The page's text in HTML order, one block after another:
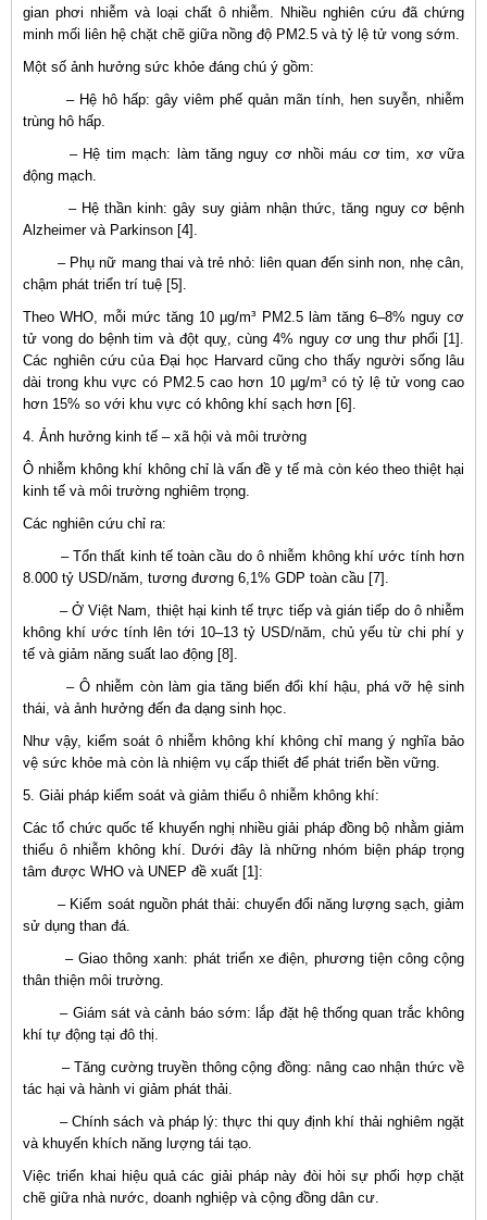
gian phơi nhiễm và loại chất ô nhiễm. Nhiều nghiên cứu đã chứng
minh mối liên hệ chặt chẽ giữa nồng độ PM2.5 và tỷ lệ tử vong sớm.
Một số ảnh hưởng sức khỏe đáng chú ý gồm:
– Hệ hô hấp: gây viêm phế quản mãn tính, hen suyễn, nhiễm
trùng hô hấp.
– Hệ tim mạch: làm tăng nguy cơ nhồi máu cơ tim, xơ vữa
động mạch.
– Hệ thần kinh: gây suy giảm nhận thức, tăng nguy cơ bệnh
Alzheimer và Parkinson [4].
– Phụ nữ mang thai và trẻ nhỏ: liên quan đến sinh non, nhẹ cân,
chậm phát triển trí tuệ [5].
Theo WHO, mỗi mức tăng 10 µg/m³ PM2.5 làm tăng 6–8% nguy cơ
tử vong do bệnh tim và đột quỵ, cùng 4% nguy cơ ung thư phổi [1].
Các nghiên cứu của Đại học Harvard cũng cho thấy người sống lâu
dài trong khu vực có PM2.5 cao hơn 10 µg/m³ có tỷ lệ tử vong cao
hơn 15% so với khu vực có không khí sạch hơn [6].
4. Ảnh hưởng kinh tế – xã hội và môi trường
Ô nhiễm không khí không chỉ là vấn đề y tế mà còn kéo theo thiệt hại
kinh tế và môi trường nghiêm trọng.
Các nghiên cứu chỉ ra:
– Tổn thất kinh tế toàn cầu do ô nhiễm không khí ước tính hơn
8.000 tỷ USD/năm, tương đương 6,1% GDP toàn cầu [7].
– Ở Việt Nam, thiệt hại kinh tế trực tiếp và gián tiếp do ô nhiễm
không khí ước tính lên tới 10–13 tỷ USD/năm, chủ yếu từ chi phí y
tế và giảm năng suất lao động [8].
– Ô nhiễm còn làm gia tăng biến đổi khí hậu, phá vỡ hệ sinh
thái, và ảnh hưởng đến đa dạng sinh học.
Như vậy, kiểm soát ô nhiễm không khí không chỉ mang ý nghĩa bảo
vệ sức khỏe mà còn là nhiệm vụ cấp thiết để phát triển bền vững.
5. Giải pháp kiểm soát và giảm thiểu ô nhiễm không khí:
Các tổ chức quốc tế khuyến nghị nhiều giải pháp đồng bộ nhằm giảm
thiểu ô nhiễm không khí. Dưới đây là những nhóm biện pháp trọng
tâm được WHO và UNEP đề xuất [1]:
– Kiểm soát nguồn phát thải: chuyển đổi năng lượng sạch, giảm
sử dụng than đá.
– Giao thông xanh: phát triển xe điện, phương tiện công cộng
thân thiện môi trường.
– Giám sát và cảnh báo sớm: lắp đặt hệ thống quan trắc không
khí tự động tại đô thị.
– Tăng cường truyền thông cộng đồng: nâng cao nhận thức về
tác hại và hành vi giảm phát thải.
– Chính sách và pháp lý: thực thi quy định khí thải nghiêm ngặt
và khuyến khích năng lượng tái tạo.
Việc triển khai hiệu quả các giải pháp này đòi hỏi sự phối hợp chặt
chẽ giữa nhà nước, doanh nghiệp và cộng đồng dân cư.